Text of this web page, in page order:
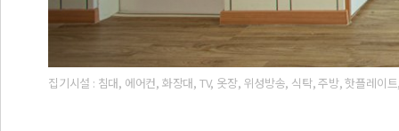
집기시설 : 침대, 에어컨, 화장대, TV, 옷장, 위성방송, 식탁, 주방, 핫플레